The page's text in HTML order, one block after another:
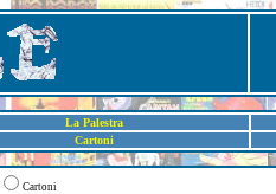
La Palestra
Cartoni
Cartoni